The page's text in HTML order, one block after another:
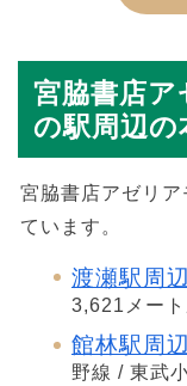
宮脇書店ア
の駅周辺の
宮脇書店アゼリ
ています。
渡瀬駅周
3,621メー
館林駅周
野線 / 東武